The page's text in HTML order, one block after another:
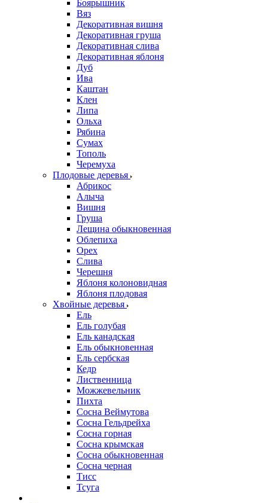
Боярышник
Вяз
Декоративная вишня
Декоративная груша
Декоративная слива
Декоративная яблоня
Дуб
Ива
Каштан
Клен
Липа
Ольха
Рябина
Сумах
Тополь
Черемуха
Плодовые деревья
Абрикос
Алыча
Вишня
Груша
Лещина обыкновенная
Облепиха
Орех
Слива
Черешня
Яблоня колоновидная
Яблоня плодовая
Хвойные деревья
Ель
Ель голубая
Ель канадская
Ель обыкновенная
Ель сербская
Кедр
Лиственница
Можжевельник
Пихта
Сосна Веймутова
Сосна Гельдрейха
Сосна горная
Сосна крымская
Сосна обыкновенная
Сосна черная
Тисс
Тсуга